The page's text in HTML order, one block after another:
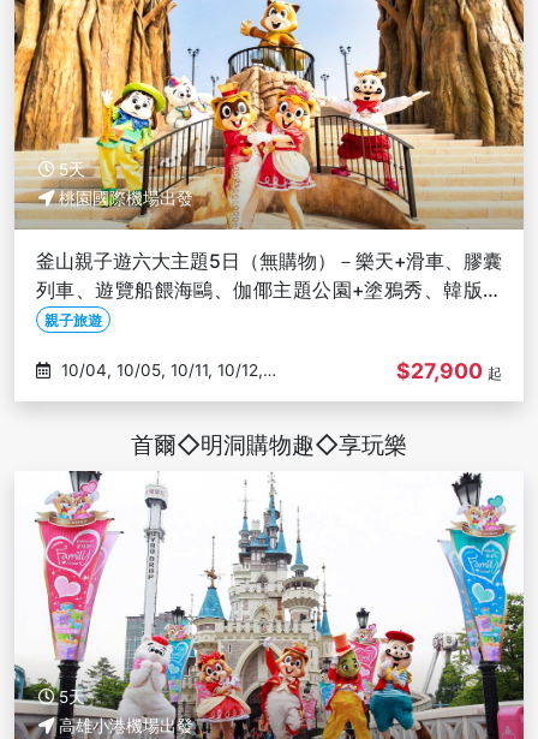
5天
桃園國際機場出發
釜山親子遊六大主題5日（無購物）－樂天+滑車、膠囊
列車、遊覽船餵海鷗、伽倻主題公園+塗鴉秀、韓版侏
羅紀-高雄出發
親子旅遊
10/16
$27,900 起
首爾◇明洞購物趣◇享玩樂
5天
高雄小港機場出發